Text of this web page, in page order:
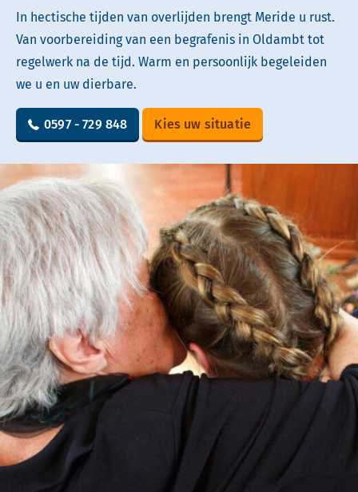
In hectische tijden van overlijden brengt Meride u rust.
Van voorbereiding van een begrafenis in Oldambt tot
regelwerk na de tijd. Warm en persoonlijk begeleiden
we u en uw dierbare.
0597 - 729 848 Kies uw situatie